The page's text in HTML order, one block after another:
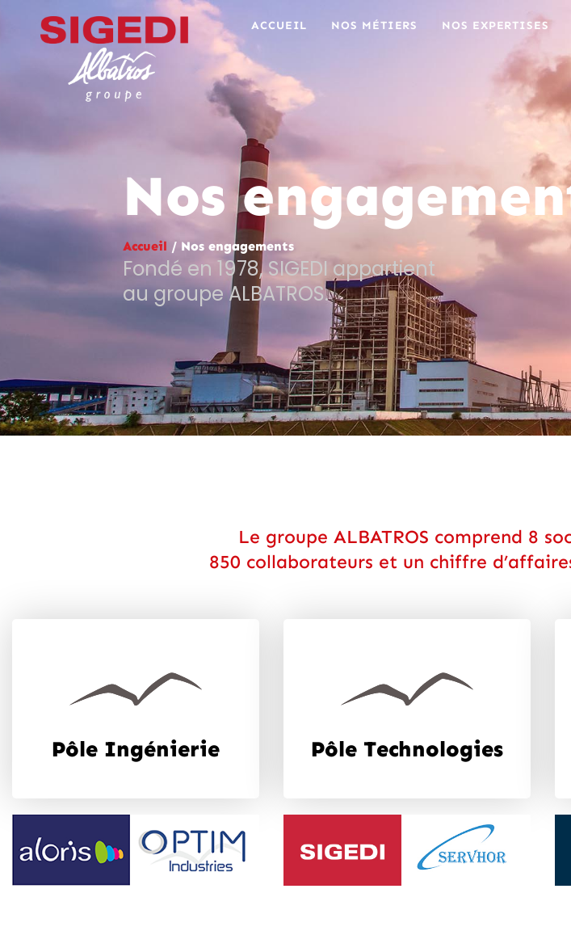
ACCUEIL NOS MÉTIERS NOS EXPERTISES
Nos
Accueil / Nos engagements
Fondé en 1978, SIGEDI appartient
au groupe ALBATROS.
Le groupe ALBATROS comprend 8
850 collaborateurs et un chiffre
Pôle Ingénierie Pôle Technologies